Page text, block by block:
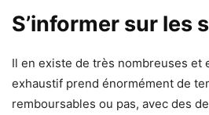
S’informer sur les
Il en existe de très nombreuses et
exhaustif prend énormément de
remboursables ou pas, avec des